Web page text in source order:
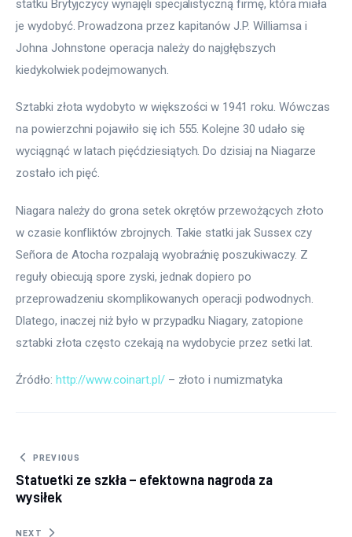
statku Brytyjczycy wynajęli specjalistyczną firmę, która miała
je wydobyć. Prowadzona przez kapitanów J.P. Williamsa i
Johna Johnstone operacja należy do najgłębszych
kiedykolwiek podejmowanych.
Sztabki złota wydobyto w większości w 1941 roku. Wówczas
na powierzchni pojawiło się ich 555. Kolejne 30 udało się
wyciągnąć w latach pięćdziesiątych. Do dzisiaj na Niagarze
zostało ich pięć.
Niagara należy do grona setek okrętów przewożących złoto
w czasie konfliktów zbrojnych. Takie statki jak Sussex czy
Señora de Atocha rozpalają wyobraźnię poszukiwaczy. Z
reguły obiecują spore zyski, jednak dopiero po
przeprowadzeniu skomplikowanych operacji podwodnych.
Dlatego, inaczej niż było w przypadku Niagary, zatopione
sztabki złota często czekają na wydobycie przez setki lat.
Źródło: http://www.coinart.pl/ – złoto i numizmatyka
Nawigacja
wpisu
PREVIOUS
Statuetki ze szkła – efektowna nagroda za
wysiłek
NEXT